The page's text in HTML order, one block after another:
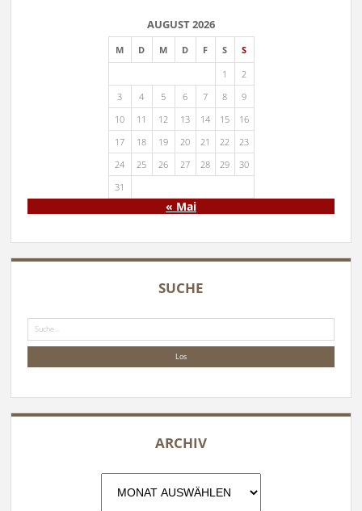
AUGUST 2026
M D M D F S
S
1
2
3
4 5 6 7 8
9
10
11 12 13 14 15
16
17
18 19 20 21 22
23
24
25 26 27 28 29
30
31
« Mai
SUCHE
Suche
ARCHIV
Archiv